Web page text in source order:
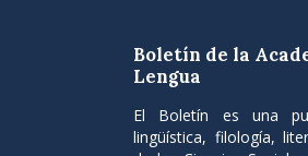
Boletín de la
Lengua
El Boletín es una
lingüística, filología,